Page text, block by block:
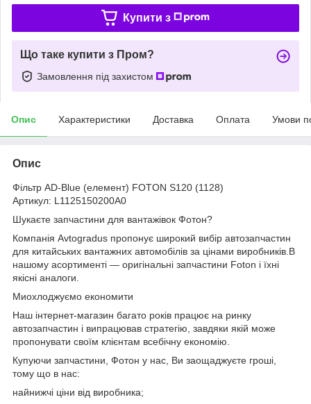
Купити з
Що таке купити з Пром?
Замовлення під захистом
Опис Характеристики Доставка Оплата Умови
Опис
Фільтр AD-Blue (елемент) FOTON S120 (1128)
Артикул: L1125150200A0
Шукаєте запчастини для вантажівок Фотон?
Компанія Avtogradus пропонує широкий вибір автозапчастин
для китайських вантажних автомобілів за цінами виробників.В
нашому асортименті — оригінальні запчастини Foton і їхні
якісні аналоги.
Миохлоджуємо економити
Наш інтернет-магазин багато років працює на ринку
автозапчастин і випрацював стратегію, завдяки якій може
пропонувати своїм клієнтам всебічну економію.
Купуючи запчастини, Фотон у нас, Ви заощаджуєте гроші,
тому що в нас:
найнижчі ціни від виробника;